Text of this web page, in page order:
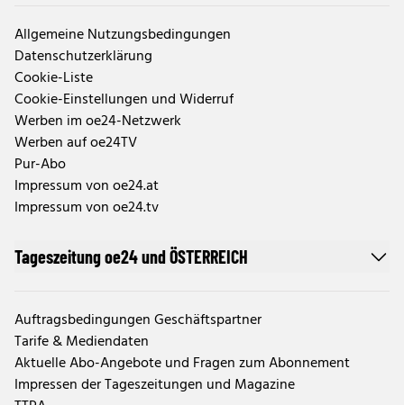
Allgemeine Nutzungsbedingungen
Datenschutzerklärung
Cookie-Liste
Cookie-Einstellungen und Widerruf
Werben im oe24-Netzwerk
Werben auf oe24TV
Pur-Abo
Impressum von oe24.at
Impressum von oe24.tv
Tageszeitung oe24 und ÖSTERREICH
Auftragsbedingungen Geschäftspartner
Tarife & Mediendaten
Aktuelle Abo-Angebote und Fragen zum Abonnement
Impressen der Tageszeitungen und Magazine